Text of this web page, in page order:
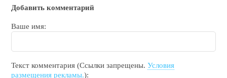
Добавить комментарий
Ваше имя:
Текст комментария (Ссылки запрещены.Условия
размещения рекламы.):